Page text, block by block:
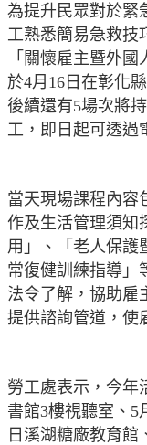
為提升民眾對於緊
工熟悉簡易急救技
「關懷雇主暨外
於4月 16 日在彰化
後續還有5場次將
工，即日起可透過
當天現場課程內容
作及生活管理須知
用」、「老人保護
常復健訓練指導」
法令了解，協助雇
提供諮詢管道，使
勞工處表示，今年
書館3樓視聽室、 5
日溪湖糖廠教育館